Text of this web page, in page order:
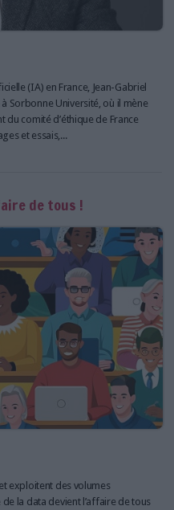
(IA) en France, Jean-Gabriel
Sorbonne Université, où il mène
du comité d’éthique de France
et essais,...
de tous !
exploitent des volumes
la data devient l’affaire de tous